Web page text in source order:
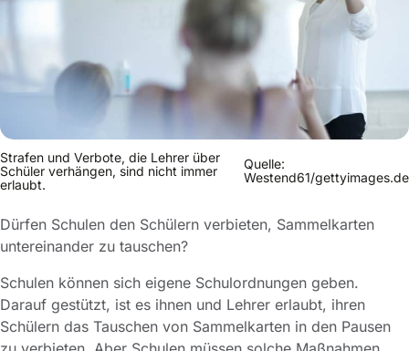
Strafen und Verbote, die Lehrer über
Schüler verhängen, sind nicht immer
erlaubt.
Quelle:
Westend61/gettyimages.de
Dürfen Schulen den Schülern verbieten, Sammelkarten
untereinander zu tauschen?
Schulen können sich eigene Schulordnungen geben.
Darauf gestützt, ist es ihnen und Lehrer erlaubt, ihren
Schülern das Tauschen von Sammelkarten in den Pausen